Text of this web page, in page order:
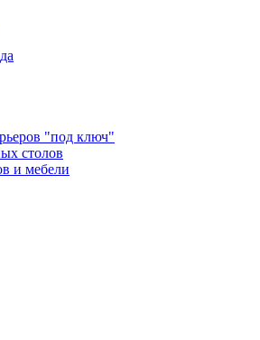
"под ключ"
столов
и мебели